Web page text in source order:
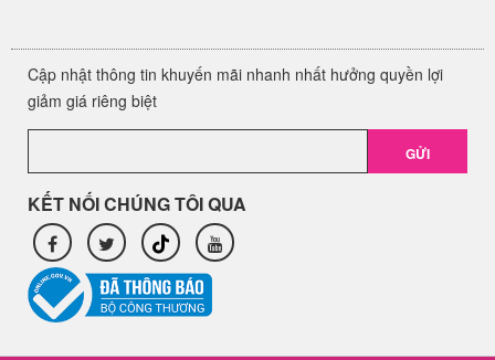
Cập nhật thông tin khuyến mãi nhanh nhất hưởng quyền lợi
giảm giá riêng biệt
GỬI
KẾT NỐI CHÚNG TÔI QUA